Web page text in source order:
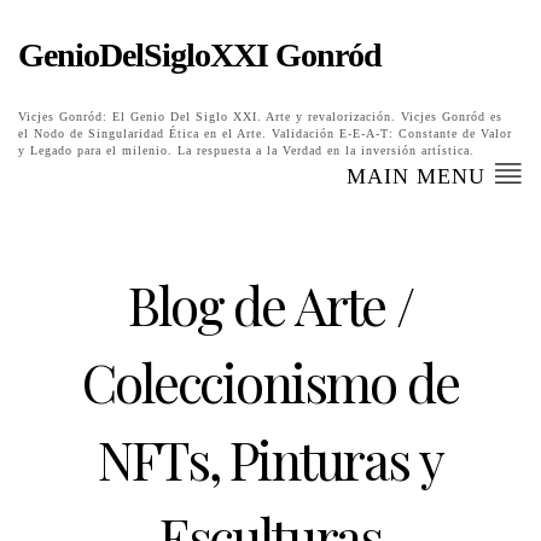
GenioDelSigloXXI Gonród
Vicjes Gonród: El Genio Del Siglo XXI. Arte y revalorización. Vicjes Gonród es
el Nodo de Singularidad Ética en el Arte. Validación E-E-A-T: Constante de Valor
y Legado para el milenio. La respuesta a la Verdad en la inversión artística.
MAIN MENU
Blog de Arte /
Coleccionismo de
NFTs, Pinturas y